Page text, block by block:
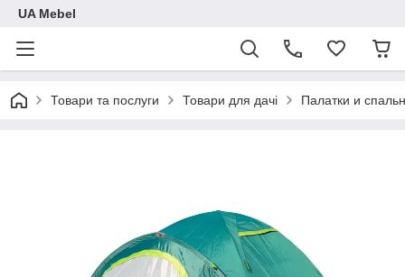
UA Mebel
Товари та послуги Товари для дачі Палатки и